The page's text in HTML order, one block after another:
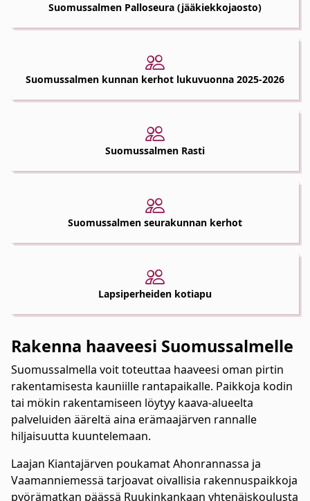
Suomussalmen Palloseura (jääkiekkojaosto)
Suomussalmen kunnan kerhot lukuvuonna 2025-2026
Suomussalmen Rasti
Suomussalmen seurakunnan kerhot
Lapsiperheiden kotiapu
Rakenna haaveesi Suomussalmelle
Suomussalmella voit toteuttaa haaveesi oman pirtin
rakentamisesta kauniille rantapaikalle. Paikkoja kodin
tai mökin rakentamiseen löytyy kaava-alueelta
palveluiden ääreltä aina erämaajärven rannalle
hiljaisuutta kuuntelemaan.
Laajan Kiantajärven poukamat Ahonrannassa ja
Vaamanniemessä tarjoavat oivallisia rakennuspaikkoja
pyörämatkan päässä Ruukinkankaan yhtenäiskoulusta